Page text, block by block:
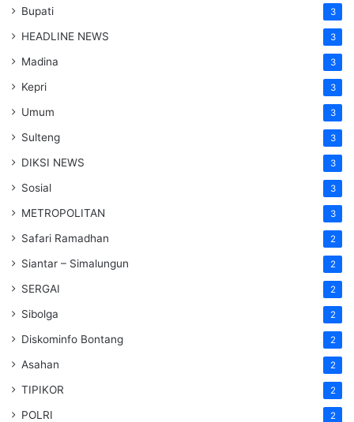
Bupati 3
HEADLINE NEWS 3
Madina 3
Kepri 3
Umum 3
Sulteng 3
DIKSI NEWS 3
Sosial 3
METROPOLITAN 3
Safari Ramadhan 2
Siantar – Simalungun 2
SERGAI 2
Sibolga 2
Diskominfo Bontang 2
Asahan 2
TIPIKOR 2
POLRI 2